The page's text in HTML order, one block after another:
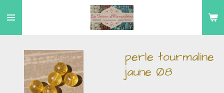
au
perle tourmaline
jaune Ø8